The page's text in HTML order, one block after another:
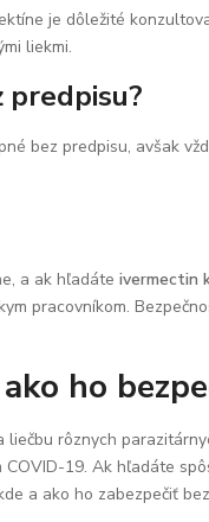
je dôležité
liekmi.
predpisu?
bez predpisu, avšak
a ak hľadáte ivermectin
pracovníkom.
ho
liečbu rôznych
19. Ak hľadáte
a ako ho zabezpečiť